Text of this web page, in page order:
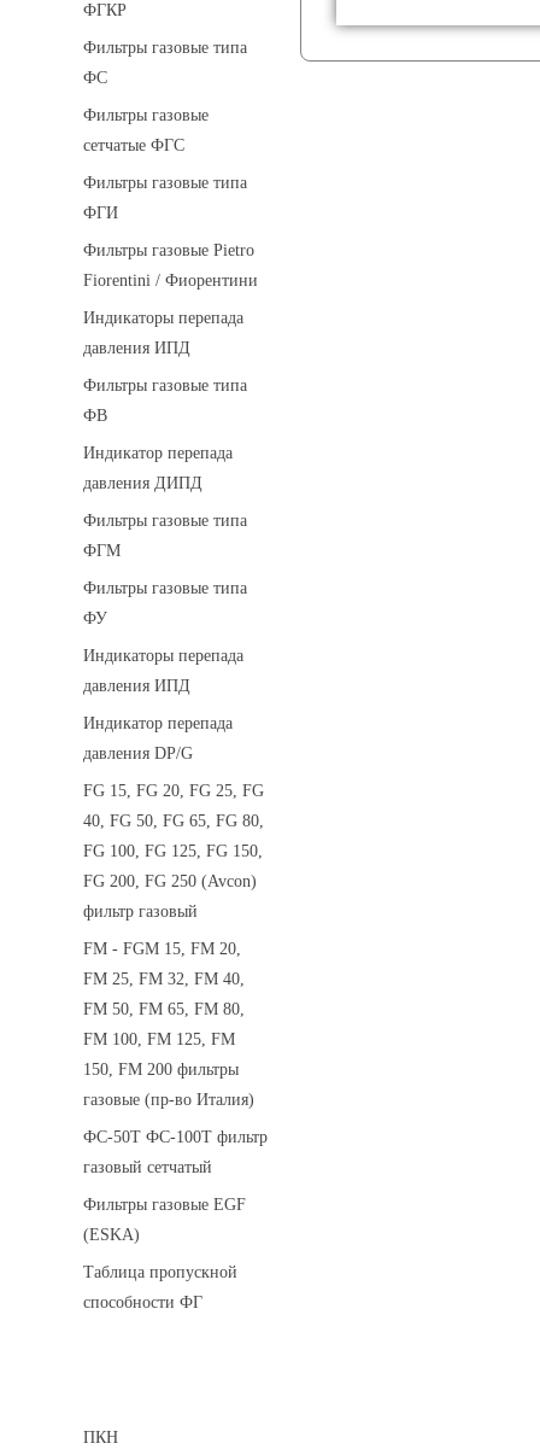
ФГКР
Фильтры газовые типа
ФС
Фильтры газовые
сетчатые ФГС
Фильтры газовые типа
ФГИ
Фильтры газовые Pietro
Fiorentini / Фиорентини
Индикаторы перепада
давления ИПД
Фильтры газовые типа
ФВ
Индикатор перепада
давления ДИПД
Фильтры газовые типа
ФГМ
Фильтры газовые типа
ФУ
Индикаторы перепада
давления ИПД
Индикатор перепада
давления DP/G
FG 15, FG 20, FG 25, FG
40, FG 50, FG 65, FG 80,
FG 100, FG 125, FG 150,
FG 200, FG 250 (Avcon)
фильтр газовый
FM - FGM 15, FM 20,
FM 25, FM 32, FM 40,
FM 50, FM 65, FM 80,
FM 100, FM 125, FM
150, FM 200 фильтры
газовые (пр-во Италия)
ФС-50Т ФС-100Т фильтр
газовый сетчатый
Фильтры газовые EGF
(ESKA)
Таблица пропускной
способности ФГ
ПКН